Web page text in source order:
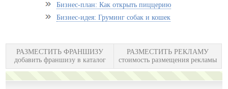
Бизнес-план: Как открыть пиццерию
Бизнес-идея: Груминг собак и кошек
РАЗМЕСТИТЬ ФРАНШИЗУ
добавить франшизу в каталог
РАЗМЕСТИТЬ РЕКЛАМУ
стоимость размещения рекламы